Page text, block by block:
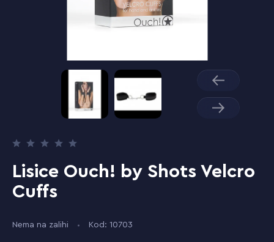
Lisice Ouch! by Shots Velcro
Cuffs
Nema na zalihi Kod: 10703